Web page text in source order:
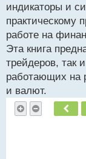
индикаторы и
практическому
работе на
Эта книга
трейдеров, так
работающих на
и валют.